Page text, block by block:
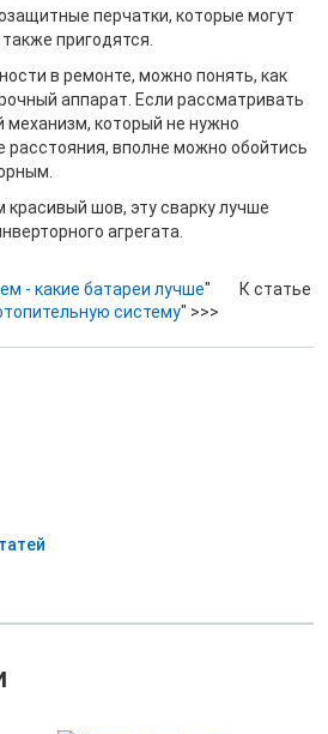
перчатки, которые могут
пригодятся.
в ремонте, можно понять, как
аппарат. Если рассматривать
механизм, который не нужно
вполне можно обойтись
красивый шов, эту сварку лучше
агрегата.
- какие батареи лучше" К статье
систему" >>>